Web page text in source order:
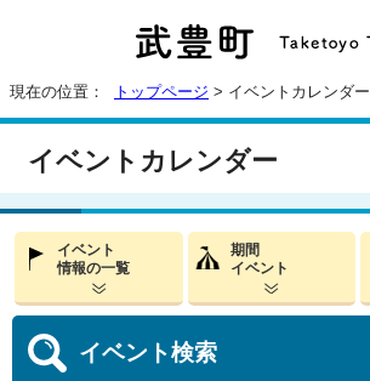
現在の位置： トップページ > イベントカレンダー
イベントカレンダー
イベント
情報の一覧
期間
イベント
イベント検索